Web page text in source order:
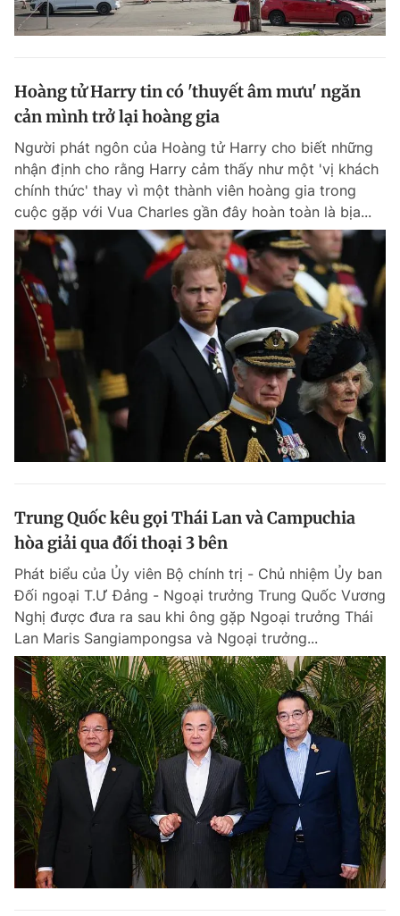
Hoàng tử Harry tin có 'thuyết âm mưu' ngăn
cản mình trở lại hoàng gia
Người phát ngôn của Hoàng tử Harry cho biết những
nhận định cho rằng Harry cảm thấy như một 'vị khách
chính thức' thay vì một thành viên hoàng gia trong
cuộc gặp với Vua Charles gần đây hoàn toàn là bịa...
Trung Quốc kêu gọi Thái Lan và Campuchia
hòa giải qua đối thoại 3 bên
Phát biểu của Ủy viên Bộ chính trị - Chủ nhiệm Ủy ban
Đối ngoại T.Ư Đảng - Ngoại trưởng Trung Quốc Vương
Nghị được đưa ra sau khi ông gặp Ngoại trưởng Thái
Lan Maris Sangiampongsa và Ngoại trưởng...